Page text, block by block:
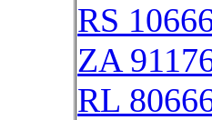
RS
ZA
RL